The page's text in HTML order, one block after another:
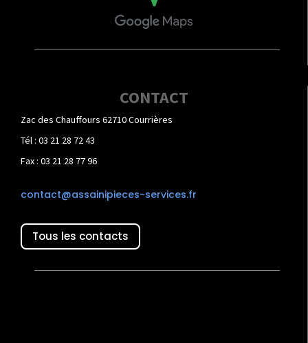
CONTACT
Zac des Chauffours 62710 Courrières
Tél : 03 21 28 72 43
Fax : 03 21 28 77 96
contact@assainipieces-services.fr
Tous les contacts